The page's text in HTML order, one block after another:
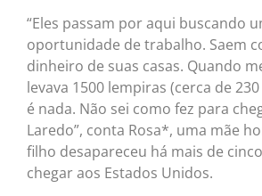
“Eles passam por aqui buscando
oportunidade de trabalho. Saem
dinheiro de suas casas. Quando
levava 1500 lempiras (cerca de
é nada. Não sei como fez para
Laredo”, conta Rosa*, uma mãe
filho desapareceu há mais de
chegar aos Estados Unidos.